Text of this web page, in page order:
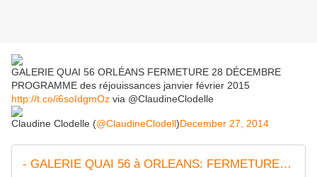
GALERIE QUAI 56 ORLÉANS FERMETURE 28 DÉCEMBRE
PROGRAMME des réjouissances janvier février 2015
http://t.co/i6soIdgmOz via @ClaudineClodelle
Claudine Clodelle (@ClaudineClodell)December 27, 2014
- GALERIE QUAI 56 à ORLEANS: FERMETURE le 28 DECEMBRE 2014 et PROGRAMME des réjouissances en janvier février 2015 - VIVRE AUTREMENT VOS LOISIRS avec Clodelle